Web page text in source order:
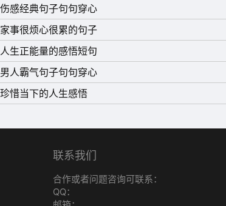
伤感经典句子句句穿心
家事很烦心很累的句子
人生正能量的感悟短句
男人霸气句子句句穿心
珍惜当下的人生感悟
联系我们
合作或者问题咨询可联系：
QQ：